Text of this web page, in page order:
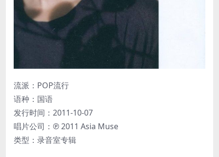
流派：POP流行
语种：国语
发行时间：2011-10-07
唱片公司：℗ 2011 Asia Muse
类型：录音室专辑